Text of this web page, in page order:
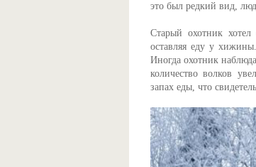
это был редкий вид,
Старый охотник
оставляя еду у
Иногда охотник
количество волков
запах еды, что